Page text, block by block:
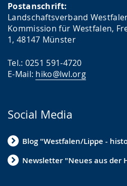
Postanschrift:
Landschaftsverband
Kommission für Westfalen,
1, 48147 Münster
Tel.: 0251 591-4720
E-Mail: hiko@lwl.org
Social Media
Blog "Westfalen/Lippe -
Newsletter "Neues aus der